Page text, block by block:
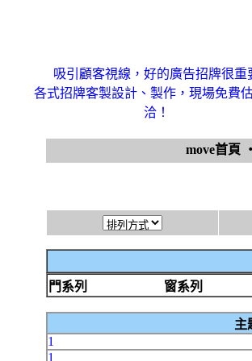
吸引顧客視線，好的廣告招牌很重
各式招牌客製設計、製作，現場免費
洽！
move首頁
門系列
窗系列
主
1
1